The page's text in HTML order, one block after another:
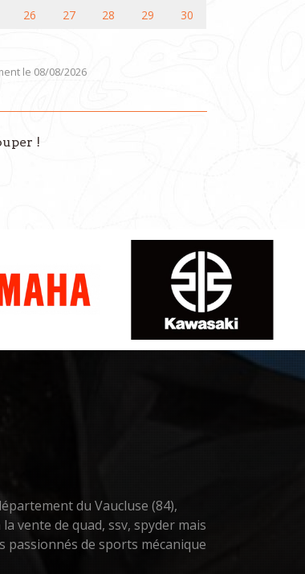
26 27 28 29
30
le 08/08/2026
!
du Vaucluse (84),
vente de quad, ssv, spyder mais
passionnés de sports mécanique